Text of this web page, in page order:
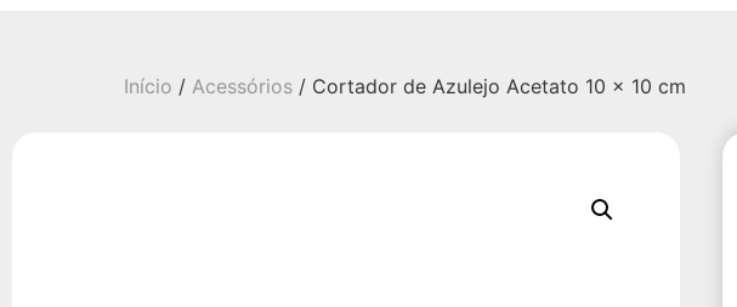
Início / Acessórios / Cortador de Azulejo Acetato 10 x 10 cm